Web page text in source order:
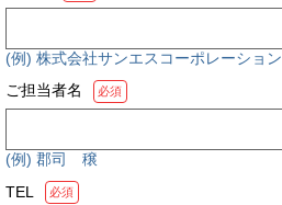
(例) 株式会社サンエスコーポレーション
ご担当者名
必須
(例) 郡司 穣
TEL
必須